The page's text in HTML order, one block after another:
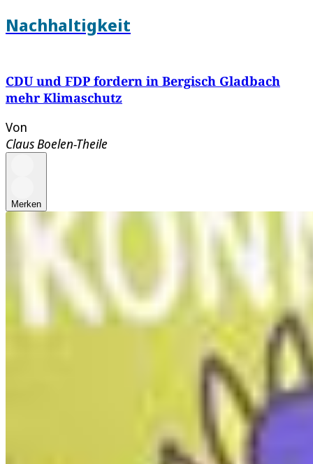
Nachhaltigkeit
CDU und FDP fordern in Bergisch Gladbach
mehr Klimaschutz
Von
Claus Boelen-Theile
Merken